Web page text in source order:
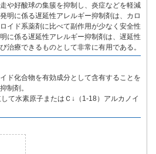
や好酸球の集簇を抑制し、炎症などを軽減
明に係る遅延性アレルギー抑制剤は、カロ
イド系薬剤に比べて副作用が少なく安全性
に係る遅延性アレルギー抑制剤は、遅延性
治療できるものとして非常に有用である。
ド化合物を有効成分として含有することを
制剤。
して水素原子またはＣ↓（1-18）アルカノイ